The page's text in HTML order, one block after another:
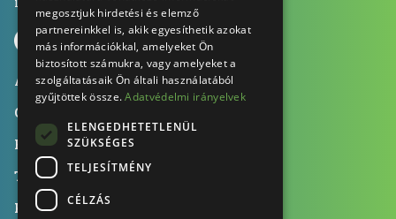
Alkalmazási területek
Gépeink
Fenntarthatóság
Tanúsítványok
Karrier
megosztjuk hirdetési és elemző
partnereinkkel is, akik egyesíthetik azokat
más információkkal, amelyeket Ön
biztosított számukra, vagy amelyeket a
szolgáltatásaik Ön általi használatából
gyűjtöttek össze. Adatvédelmi irányelvek
ELENGEDHETETLENÜL
SZÜKSÉGES
TELJESÍTMÉNY
CÉLZÁS